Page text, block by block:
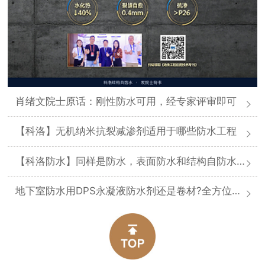
肖绪文院士原话：刚性防水可用，经专家评审即可
【科洛】无机纳米抗裂减渗剂适用于哪些防水工程
【科洛防水】同样是防水，表面防水和结构自防水差在哪
地下室防水用DPS永凝液防水剂还是卷材?全方位对比分析